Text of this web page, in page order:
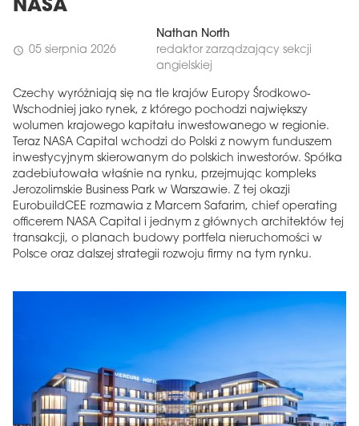
NASA
schedule 05 sierpnia 2026
Nathan North
redaktor zarządzający sekcji
angielskiej
Czechy wyróżniają się na tle krajów Europy Środkowo-
Wschodniej jako rynek, z którego pochodzi największy
wolumen krajowego kapitału inwestowanego w regionie.
Teraz NASA Capital wchodzi do Polski z nowym funduszem
inwestycyjnym skierowanym do polskich inwestorów. Spółka
zadebiutowała właśnie na rynku, przejmując kompleks
Jerozolimskie Business Park w Warszawie. Z tej okazji
EurobuildCEE rozmawia z Marcem Safarim, chief operating
officerem NASA Capital i jednym z głównych architektów tej
transakcji, o planach budowy portfela nieruchomości w
Polsce oraz dalszej strategii rozwoju firmy na tym rynku.